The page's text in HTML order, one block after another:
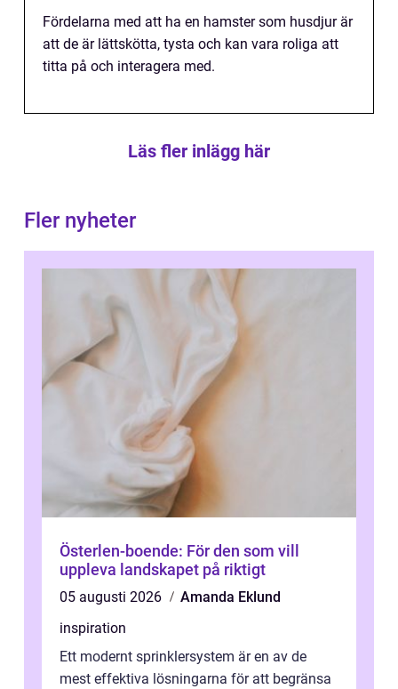
Fördelarna med att ha en hamster som husdjur är
att de är lättskötta, tysta och kan vara roliga att
titta på och interagera med.
Läs fler inlägg här
Fler nyheter
Österlen-boende: För den som vill
uppleva landskapet på riktigt
05 augusti 2026
Amanda Eklund
inspiration
Ett modernt sprinklersystem är en av de
mest effektiva lösningarna för att begränsa